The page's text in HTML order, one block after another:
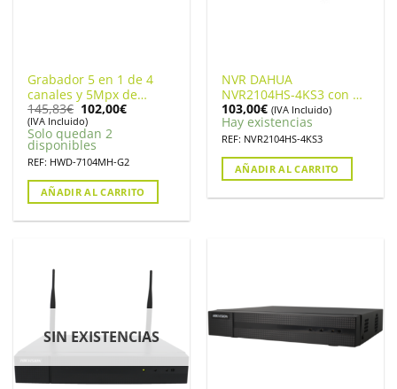
Grabador 5 en 1 de 4
canales y 5Mpx de
resolución máxima.
HIKVISION HWD-
7104MH-G2
145,83€ El
precio
original
era:
145,83€.
102,00€El
(IVA Incluido)
Solo quedan 2
disponibles
REF: HWD-7104MH-G2
AÑADIR AL CARRITO
NVR DAHUA
NVR2104HS-4KS3 con 4
Canales, 80Mbps, AI,
H.265, HDMI, 1 HDD
103,00€ (IVA Incluido)
Hay existencias
REF: NVR2104HS-4KS3
AÑADIR AL CARRITO
SIN EXISTENCIAS